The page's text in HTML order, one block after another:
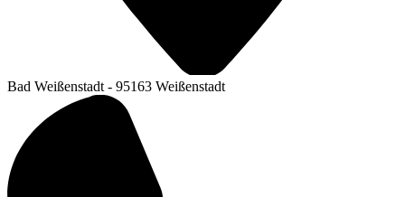
Bad Weißenstadt - 95163 Weißenstadt